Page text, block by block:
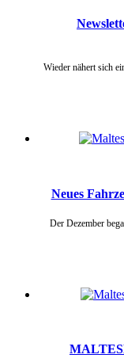
Wieder nähert sich
Neues
Der Dezember